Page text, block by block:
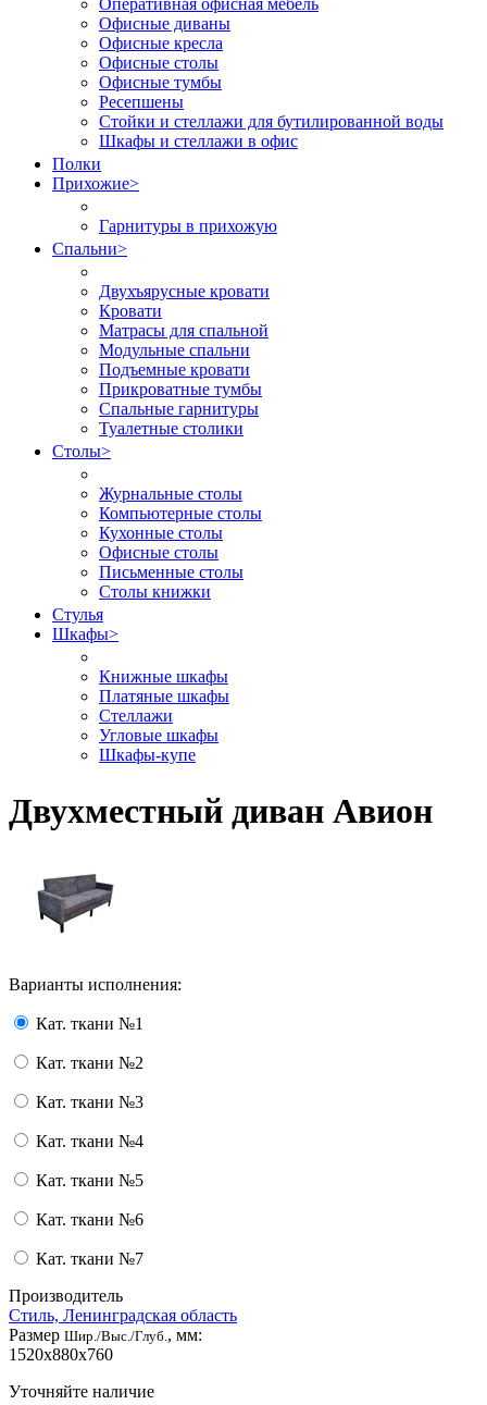
Оперативная офисная мебель
Офисные диваны
Офисные кресла
Офисные столы
Офисные тумбы
Ресепшены
Стойки и стеллажи для бутилированной воды
Шкафы и стеллажи в офис
Полки
Прихожие>
Гарнитуры в прихожую
Спальни>
Двухъярусные кровати
Кровати
Матрасы для спальной
Модульные спальни
Подъемные кровати
Прикроватные тумбы
Спальные гарнитуры
Туалетные столики
Столы>
Журнальные столы
Компьютерные столы
Кухонные столы
Офисные столы
Письменные столы
Столы книжки
Стулья
Шкафы>
Книжные шкафы
Платяные шкафы
Стеллажи
Угловые шкафы
Шкафы-купе
Двухместный диван Авион
Варианты исполнения:
Кат. ткани №1
Кат. ткани №2
Кат. ткани №3
Кат. ткани №4
Кат. ткани №5
Кат. ткани №6
Кат. ткани №7
Производитель
Стиль, Ленинградская область
Размер Шир./Выс./Глуб. , мм:
1520x880x760
Уточняйте наличие